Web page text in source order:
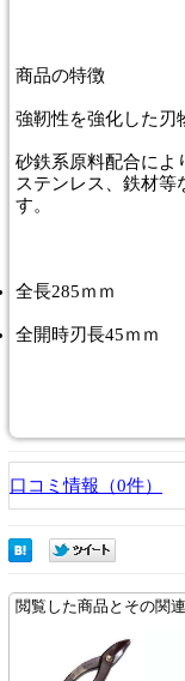
商品の特徴
強靭性を強化した刃
砂鉄系原料配合によ
ステンレス、鉄材等
す。
全長285ｍｍ
全開時刃長45ｍｍ
口コミ情報（0件）